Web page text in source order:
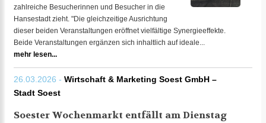
zahlreiche Besucherinnen und Besucher in die
Hansestadt zieht. "Die gleichzeitige Ausrichtung
dieser beiden Veranstaltungen eröffnet vielfältige Synergieeffekte.
Beide Veranstaltungen ergänzen sich inhaltlich auf ideale...
mehr lesen...
26.03.2026 - Wirtschaft & Marketing Soest GmbH –
Stadt Soest
Soester Wochenmarkt entfällt am Dienstag